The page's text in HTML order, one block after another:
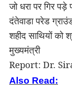
जो धरा पर गिर
दंतेवाडा परेड
शहीद साथियों को
मुख्यमंत्री
Report: Dr.
Also Read: